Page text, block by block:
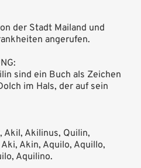
der Stadt Mailand und
angerufen.
sind ein Buch als Zeichen
im Hals, der auf sein
Akil, Akilinus, Quilin,
Akin, Aquilo, Aquillo,
Aquilino.